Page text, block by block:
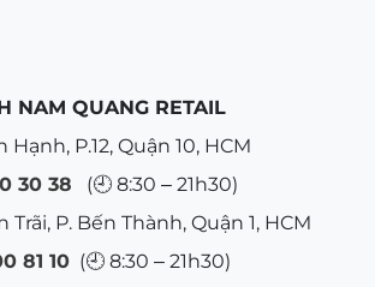
NAM QUANG RETAIL
Hạnh, P.12, Quận 10, HCM
30 38 (🕘 8:30 – 21h30)
Trãi, P. Bến Thành, Quận 1, HCM
81 10 (🕘 8:30 – 21h30)